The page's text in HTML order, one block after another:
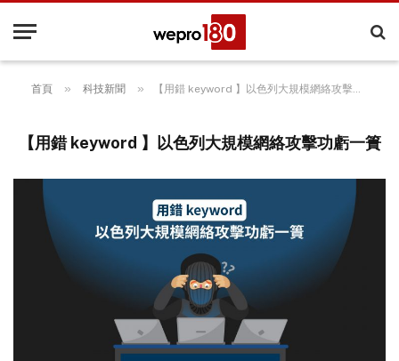
首頁 » 科技新聞 » 【用錯 keyword 】以色列大規模網絡攻擊功虧一簣
【用錯 keyword 】以色列大規模網絡攻擊功虧一簣